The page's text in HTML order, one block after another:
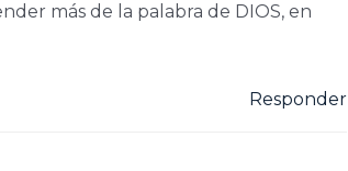
más de la palabra de DIOS, en
Responder